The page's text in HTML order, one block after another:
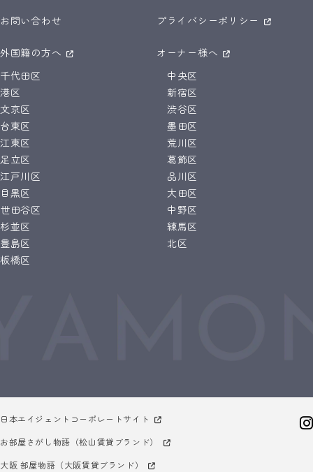
お問い合わせ プライバシーポリシー
外国籍の方へ
オーナー様へ
千代田区
中央区
港区
新宿区
文京区
渋谷区
台東区
墨田区
江東区
荒川区
足立区
葛飾区
江戸川区
品川区
目黒区
大田区
世田谷区
中野区
杉並区
練馬区
豊島区
北区
板橋区
日本エイジェントコーポレートサイト
お部屋さがし物語（松山賃貸ブランド）
大阪 部屋物語（大阪賃貸ブランド）